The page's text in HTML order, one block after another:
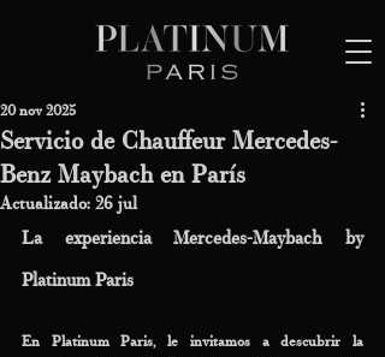
Servicio de Chauffeur Mercedes-
Benz Maybach en París
20 nov 2025
Actualizado: 26 jul
La experiencia Mercedes-Maybach by
Platinum Paris
En Platinum Paris, le invitamos a descubrir la